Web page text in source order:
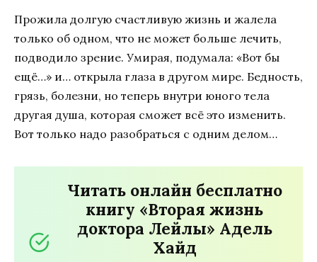
Прожила долгую счастливую жизнь и жалела
только об одном, что не может больше лечить,
подводило зрение. Умирая, подумала: «Вот бы
ещё…» и… открыла глаза в другом мире. Бедность,
грязь, болезни, но теперь внутри юного тела
другая душа, которая сможет всё это изменить.
Вот только надо разобраться с одним делом…
Читать онлайн бесплатно
книгу «Вторая жизнь
доктора Лейлы» Адель
Хайд